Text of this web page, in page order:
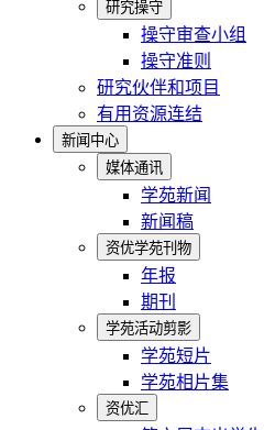
研究操守
操守审查小组
操守准则
研究伙伴和项目
有用资源连结
新闻中心
媒体通讯
学苑新闻
新闻稿
资优学苑刊物
年报
期刊
学苑活动剪影
学苑短片
学苑相片集
资优汇